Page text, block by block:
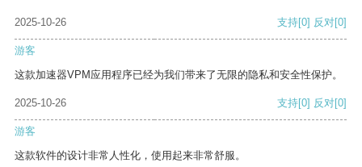
2025-10-26 支持[0] 反对[0]
游客
这款加速器VPM应用程序已经为我们带来了无限的隐私和安全性保护。
2025-10-26 支持[0] 反对[0]
游客
这款软件的设计非常人性化，使用起来非常舒服。